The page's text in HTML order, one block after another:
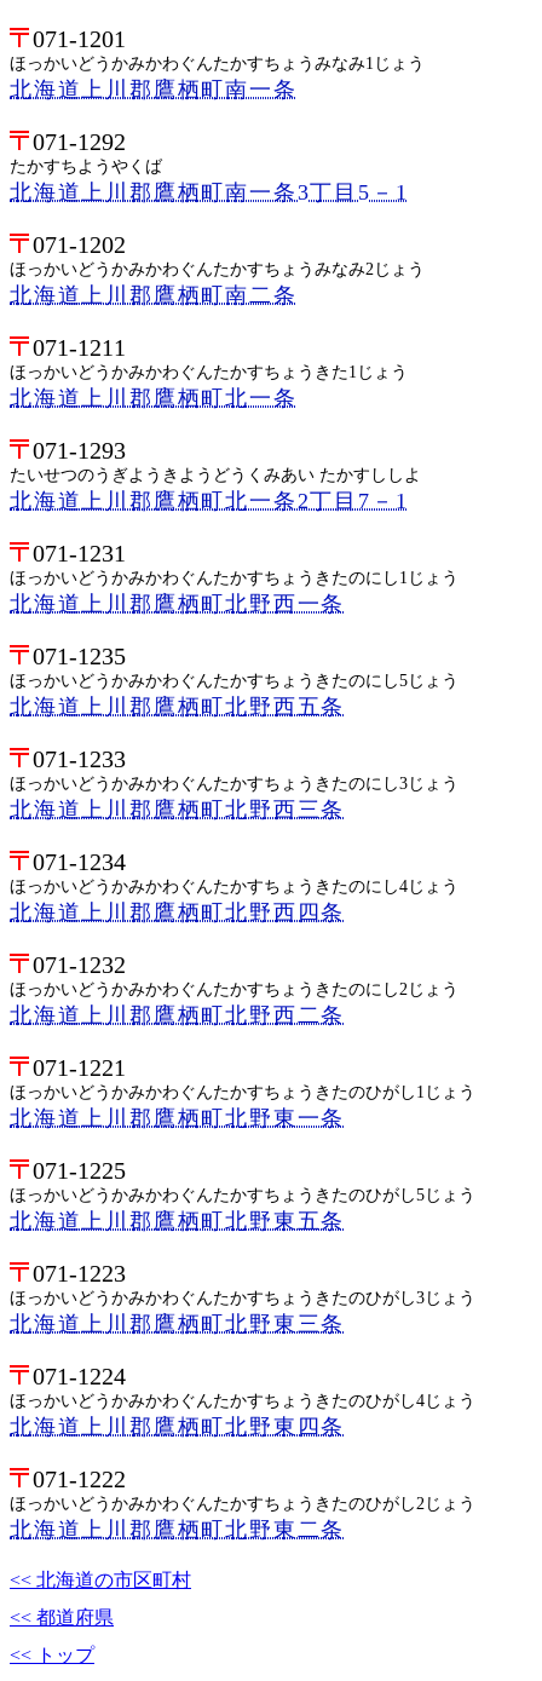
071-1201
ほっかいどうかみかわぐんたかすちょうみなみ1じょう
北海道上川郡鷹栖町南一条
071-1292
たかすちようやくば
北海道上川郡鷹栖町南一条3丁目5－1
071-1202
ほっかいどうかみかわぐんたかすちょうみなみ2じょう
北海道上川郡鷹栖町南二条
071-1211
ほっかいどうかみかわぐんたかすちょうきた1じょう
北海道上川郡鷹栖町北一条
071-1293
たいせつのうぎようきようどうくみあい たかすししよ
北海道上川郡鷹栖町北一条2丁目7－1
071-1231
ほっかいどうかみかわぐんたかすちょうきたのにし1じょう
北海道上川郡鷹栖町北野西一条
071-1235
ほっかいどうかみかわぐんたかすちょうきたのにし5じょう
北海道上川郡鷹栖町北野西五条
071-1233
ほっかいどうかみかわぐんたかすちょうきたのにし3じょう
北海道上川郡鷹栖町北野西三条
071-1234
ほっかいどうかみかわぐんたかすちょうきたのにし4じょう
北海道上川郡鷹栖町北野西四条
071-1232
ほっかいどうかみかわぐんたかすちょうきたのにし2じょう
北海道上川郡鷹栖町北野西二条
071-1221
ほっかいどうかみかわぐんたかすちょうきたのひがし1じょう
北海道上川郡鷹栖町北野東一条
071-1225
ほっかいどうかみかわぐんたかすちょうきたのひがし5じょう
北海道上川郡鷹栖町北野東五条
071-1223
ほっかいどうかみかわぐんたかすちょうきたのひがし3じょう
北海道上川郡鷹栖町北野東三条
071-1224
ほっかいどうかみかわぐんたかすちょうきたのひがし4じょう
北海道上川郡鷹栖町北野東四条
071-1222
ほっかいどうかみかわぐんたかすちょうきたのひがし2じょう
北海道上川郡鷹栖町北野東二条
<< 北海道の市区町村
<< 都道府県
<< トップ